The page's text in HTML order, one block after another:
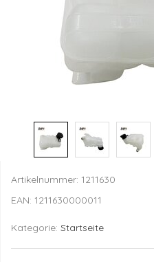
Artikelnummer: 1211630
EAN: 1211630000011
Kategorie: Startseite